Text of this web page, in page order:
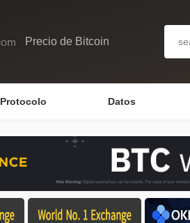
Precio de Bitcoin
Protocolo Datos